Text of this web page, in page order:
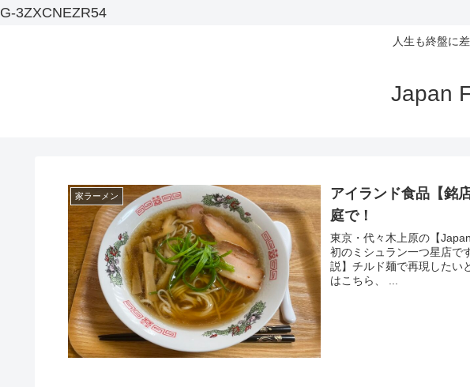
G-3ZXCNEZR54
人生も終盤に
Japan
家ラーメン
アイランド食品【銘
庭で！
東京・代々木上原の【
初のミシュラン一つ星店で
説】チルド麺で再現したい
はこちら、 ...